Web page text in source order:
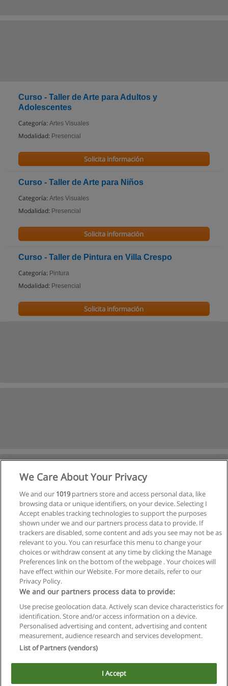
Curso - Taller de Arte para Adultos y
Adolescentes
Categoría: Artes Visuales
Modalidad: Presencial
Solicita información
Curso - Taller de Arte para Niños
Categoría: Artes Visuales
Modalidad: Presencial
Solicita información
Curso - Taller de Pintura en Villa Crespo
Categoría: Pintura
Modalidad: Presencial
Solicita información
Ver cursos históricos
Privacidad de datos
Contactar con Educaedu
Copyright © Educaedu Business S.L. - CIF : B-95610580: -
We Care About Your Privacy
We and our 1019partners store and access personal data, like
browsing data or unique identifiers, on your device. Selecting I
Accept enables tracking technologies to support the purposes
shown under we and our partners process data to provide. If
trackers are disabled, some content and ads you see may not be as
relevant to you. You can resurface this menu to change your
choices or withdraw consent at any time by clicking the Manage
Preferences link on the bottom of the webpage . Your choices will
have effect within our Website. For more details, refer to our
Privacy Policy.
We and our partners process data to provide:
Use precise geolocation data. Actively scan device characteristics for
identification. Store and/or access information on a device.
Personalised advertising and content, advertising and content
measurement, audience research and services development.
List of Partners (vendors)
I Accept